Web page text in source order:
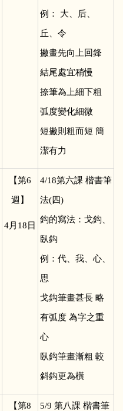
例： 大、后、
丘、令
撇畫先向上回鋒
結尾處宜稍慢
捺筆為上細下粗
弧度變化細微
短撇則粗而短 簡
潔有力
【第6
週】
4月18日
4/18第六課 楷書筆
法(四)
鈎的寫法：戈鈎、
臥鈎
例：代、我、心、
思
戈鈎筆畫甚長 略
有弧度 為字之重
心
臥鈎筆畫漸粗 較
斜鈎更為橫
【第8 5/9 第八課 楷書筆